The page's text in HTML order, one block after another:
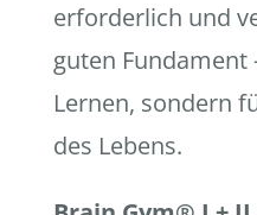
erforderlich und
guten
Lernen, sondern
des Lebens.